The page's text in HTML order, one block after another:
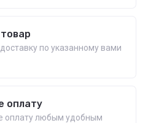
по указанному вами
оплату
оплату любым удобным